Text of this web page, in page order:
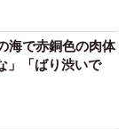
海で赤銅色の肉体
「ばり渋いで